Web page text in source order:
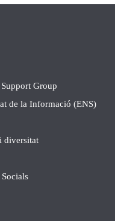
Group
de la Informació (ENS)
diversitat
Socials